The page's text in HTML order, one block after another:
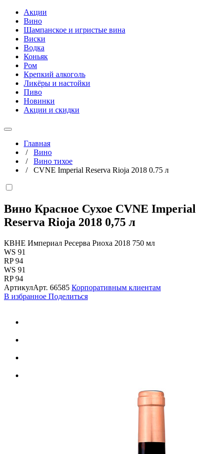
Акции
Вино
Шампанское и игристые вина
Виски
Водка
Коньяк
Ром
Крепкий алкоголь
Ликёры и настойки
Пиво
Новинки
Акции и скидки
Главная
/ Вино
/ Вино тихое
/ CVNE Imperial Reserva Rioja 2018 0.75 л
Вино Красное Сухое CVNE Imperial
Reserva Rioja 2018 0,75 л
КВНЕ Империал Ресерва Риоха 2018 750 мл
WS 91
RP 94
WS 91
RP 94
АртикулАрт. 66585 Корпоративным клиентам
В избранное Поделиться